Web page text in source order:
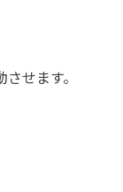
せます。